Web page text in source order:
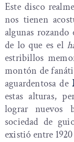
Este disco
nos tienen
algunas rozando
de lo que es el
estribillos
montón de
aguardentosa de
estas alturas,
lograr nuevos
sociedad de
existió entre 1920